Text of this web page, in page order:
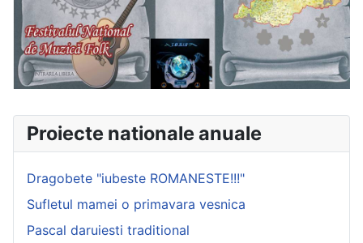
Proiecte nationale anuale
Dragobete "iubeste ROMANESTE!!!"
Sufletul mamei o primavara vesnica
Pascal daruiesti traditional